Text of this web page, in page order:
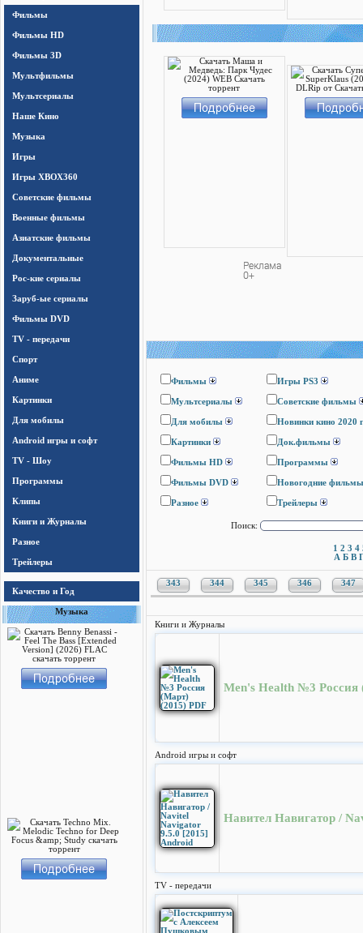
Фильмы
Фильмы HD
Фильмы 3D
Мультфильмы
Мультсериалы
Наше Кино
Музыка
Игры
Игры ХВОХ360
Cоветские фильмы
Военные фильмы
Азиатские фильмы
Документальные
Рос-кие сериалы
Заруб-ые сериалы
Фильмы DVD
TV - передачи
Спорт
Аниме
Картинки
Для мобилы
Android игры и софт
TV - Шоу
Программы
Клипы
Книги и Журналы
Разное
Трейлеры
Качество и Год
Музыка
Фильмы Игры PS3
Мультсериалы Cоветские фильмы
Для мобилы Новинки кино 2020
Картинки Док.фильмы
Фильмы HD Программы
Фильмы DVD Новогодние фильмы
Разное Трейлеры
Поиск:
1 2 3 4
А Б В
343 344 345 346 347
Книги и Журналы
Men's Health №3 Россия
Android игры и софт
Навител Навигатор /
TV - передачи